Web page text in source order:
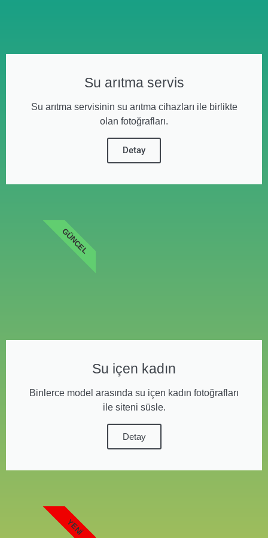
Su arıtma servis
Su arıtma servisinin su arıtma cihazları ile birlikte
olan fotoğrafları.
Detay
Su içen kadın
Binlerce model arasında su içen kadın fotoğrafları
ile siteni süsle.
Detay
GÜNCEL
YENI